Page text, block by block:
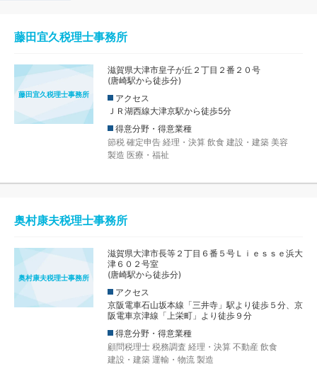
藤田宜久税理士事務所
藤田宜久税理士事務所
滋賀県大津市皇子が丘２丁目２番２０号
(唐崎駅から徒歩分)
アクセス
ＪＲ湖西線大津京駅から徒歩5分
得意分野・得意業種
節税 確定申告 経理・決算 飲食 建設・建築 美容
製造 医療・福祉
奥村康夫税理士事務所
奥村康夫税理士事務所
滋賀県大津市長等２丁目６番５号Ｌｉｅｓｓｅ浜大
津６０２号室
(唐崎駅から徒歩分)
アクセス
京阪電車石山坂本線「三井寺」駅より徒歩５分、京
阪電車京津線「上栄町」より徒歩９分
得意分野・得意業種
顧問税理士 税務調査 経理・決算 不動産 飲食
建設・建築 運輸・物流 製造